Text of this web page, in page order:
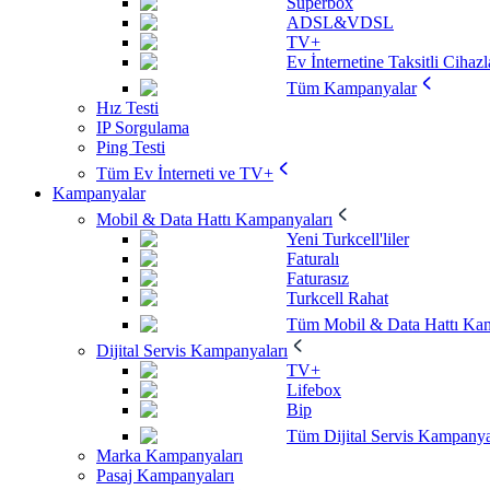
ADSL&VDSL
TV+
Ev İnternetine Taksitli
Tüm Kampanyalar
Hız Testi
IP Sorgulama
Ping Testi
Tüm Ev İnterneti ve TV+
Kampanyalar
Mobil & Data Hattı Kampanyaları
Yeni Turkcell'liler
Faturalı
Faturasız
Turkcell Rahat
Tüm Mobil & Data Hattı
Dijital Servis Kampanyaları
TV+
Lifebox
Bip
Tüm Dijital Servis
Marka Kampanyaları
Pasaj Kampanyaları